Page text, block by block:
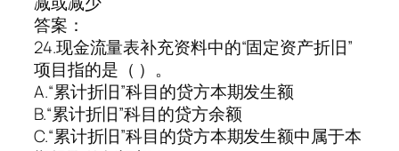
答案：
24.现金流量表补充资料中的“固定资产折旧”
项目指的是（ ）。
A.“累计折旧”科目的贷方本期发生额
B.“累计折旧”科目的贷方余额
C.“累计折旧”科目的贷方本期发生额中属于本